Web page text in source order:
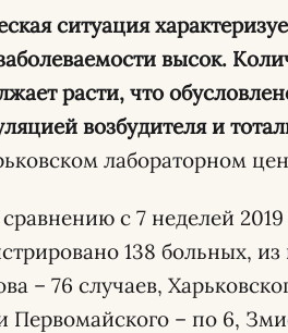
ситуация
высок.
расти, что
возбудителя и
лабораторном
с 7 неделей
138 больных,
– 76 случаев,
Первомайского – по 6,